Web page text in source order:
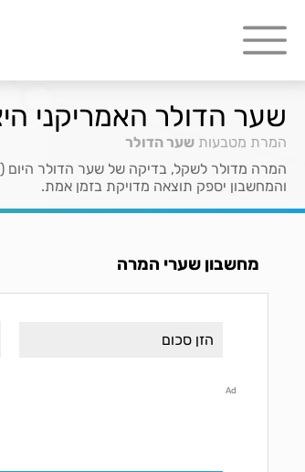
שער הדולר האמריקני
המרת מטבעות שער הדולר
המרה מדולר לשקל, בדיקה של שער הדולר היום
והמחשבון יספק תוצאה מדויקת בזמן אמת.
מחשבון שערי המרה
Ad